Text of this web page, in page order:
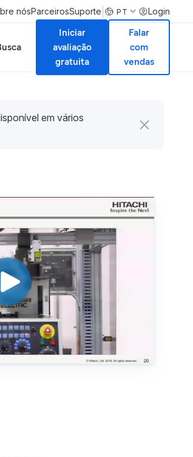
nósParceirosSuporte PT Login
Iniciar
avaliação
gratuita
Falar
com
vendas
em vários